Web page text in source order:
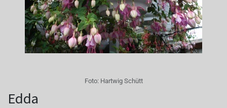
Foto: Hartwig Schütt
Edda